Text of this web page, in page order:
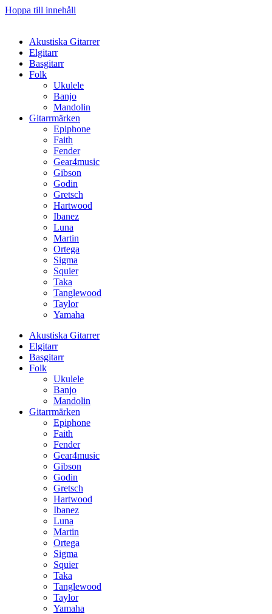
Hoppa till innehåll
Akustiska Gitarrer
Elgitarr
Basgitarr
Folk
Ukulele
Banjo
Mandolin
Gitarrmärken
Epiphone
Faith
Fender
Gear4music
Gibson
Godin
Gretsch
Hartwood
Ibanez
Luna
Martin
Ortega
Sigma
Squier
Taka
Tanglewood
Taylor
Yamaha
Akustiska Gitarrer
Elgitarr
Basgitarr
Folk
Ukulele
Banjo
Mandolin
Gitarrmärken
Epiphone
Faith
Fender
Gear4music
Gibson
Godin
Gretsch
Hartwood
Ibanez
Luna
Martin
Ortega
Sigma
Squier
Taka
Tanglewood
Taylor
Yamaha